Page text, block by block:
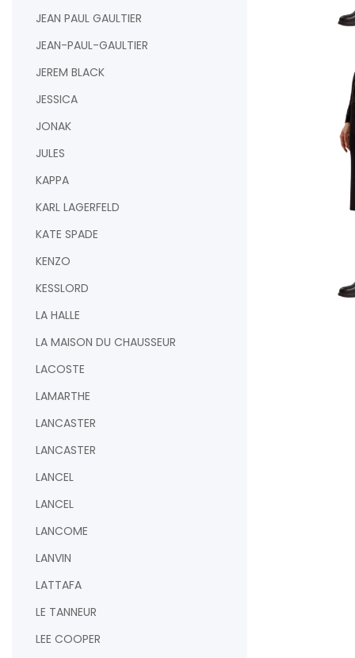
JEAN PAUL GAULTIER
JEAN-PAUL-GAULTIER
JEREM BLACK
JESSICA
JONAK
JULES
KAPPA
KARL LAGERFELD
KATE SPADE
KENZO
KESSLORD
LA HALLE
LA MAISON DU CHAUSSEUR
LACOSTE
LAMARTHE
LANCASTER
LANCASTER
LANCEL
LANCEL
LANCOME
LANVIN
LATTAFA
LE TANNEUR
LEE COOPER